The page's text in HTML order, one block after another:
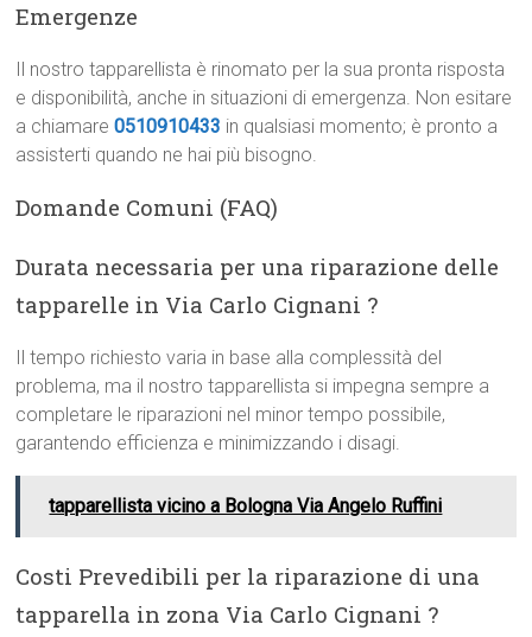
Emergenze
Il nostro tapparellista è rinomato per la sua pronta risposta
e disponibilità, anche in situazioni di emergenza. Non esitare
a chiamare0510910433 in qualsiasi momento; è pronto a
assisterti quando ne hai più bisogno.
Domande Comuni (FAQ)
Durata necessaria per una riparazione delle
tapparelle in Via Carlo Cignani ?
Il tempo richiesto varia in base alla complessità del
problema, ma il nostro tapparellista si impegna sempre a
completare le riparazioni nel minor tempo possibile,
garantendo efficienza e minimizzando i disagi.
tapparellista vicino a Bologna Via Angelo Ruffini
Costi Prevedibili per la riparazione di una
tapparella in zona Via Carlo Cignani ?